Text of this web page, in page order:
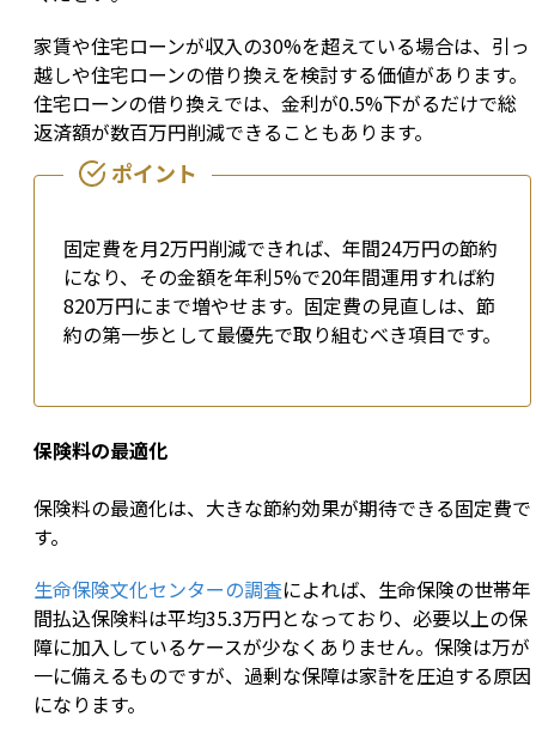
家賃や住宅ローンが収入の30%を超えている場合は、引っ
越しや住宅ローンの借り換えを検討する価値があります。
住宅ローンの借り換えでは、金利が0.5%下がるだけで総
返済額が数百万円削減できることもあります。
固定費を月2万円削減できれば、年間24万円の節約
になり、その金額を年利5%で20年間運用すれば約
820万円にまで増やせます。固定費の見直しは、節
約の第一歩として最優先で取り組むべき項目です。
保険料の最適化
保険料の最適化は、大きな節約効果が期待できる固定費で
す。
生命保険文化センターの調査によれば、生命保険の世帯年
間払込保険料は平均35.3万円となっており、必要以上の保
障に加入しているケースが少なくありません。保険は万が
一に備えるものですが、過剰な保障は家計を圧迫する原因
になります。